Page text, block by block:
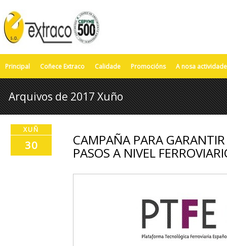
Principal Coñece Extraco Calidade Promocións A nosa actividade
Arquivos de 2017 Xuño
XUÑ
30 CAMPAÑA PARA
PASOS A NIVEL